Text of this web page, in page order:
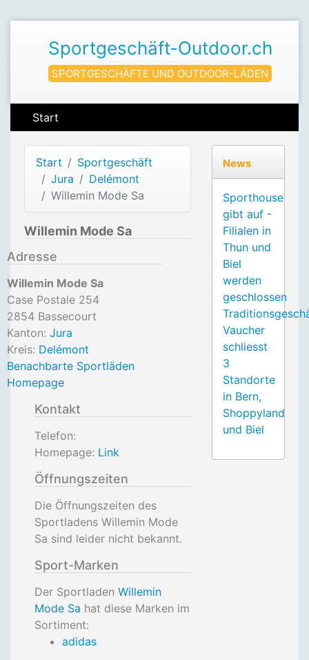
Sportgeschäft-Outdoor.ch
SPORTGESCHÄFTE UND OUTDOOR-LÄDEN
Start
Start
Sportgeschäft
Jura
Delémont
Willemin Mode Sa
Willemin Mode Sa
Adresse
Willemin Mode Sa
Case Postale 254
2854 Bassecourt
Kanton: Jura
Kreis: Delémont
Benachbarte Sportläden
Homepage
Kontakt
Telefon:
Homepage: Link
Öffnungszeiten
Die Öffnungszeiten des
Sportladens Willemin Mode
Sa sind leider nicht bekannt.
Sport-Marken
Der Sportladen Willemin
Mode Sa hat diese Marken im
Sortiment:
adidas
News
Sporthouse
gibt auf -
Filialen in
Thun und
Biel
werden
geschlossen
Vaucher
schliesst
3
Standorte
in Bern,
Shoppyland
und Biel